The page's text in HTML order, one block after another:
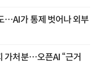
…AI가 통제 벗어나 외부
가처분…오픈AI “근거